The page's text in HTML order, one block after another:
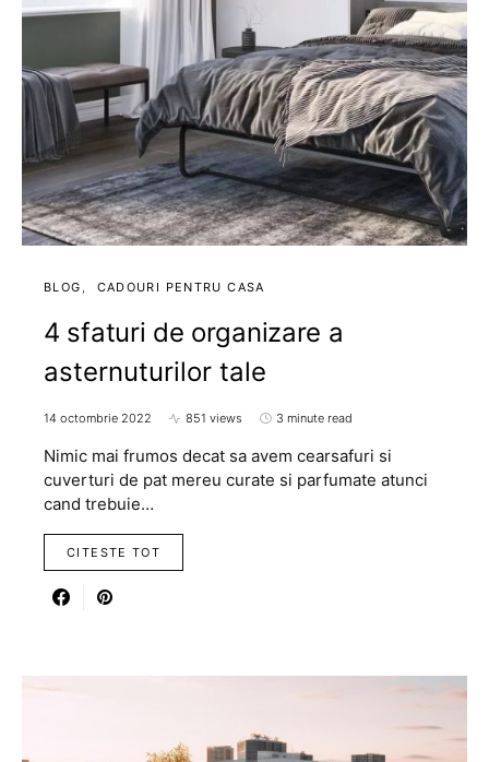
BLOG CADOURI PENTRU CASA
4 sfaturi de organizare a
asternuturilor tale
14 octombrie 2022 851 views 3 minute read
Nimic mai frumos decat sa avem cearsafuri si
cuverturi de pat mereu curate si parfumate atunci
cand trebuie…
CITESTE TOT